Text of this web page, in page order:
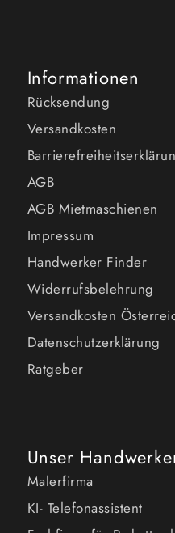
Informationen
Rücksendung
Versandkosten
AGB
AGB Mietmaschienen
Impressum
Handwerker Finder
Widerrufsbelehrung
Versandkosten
Datenschutzerklärung
Ratgeber
Unser
Malerfirma
KI- Telefonassistent